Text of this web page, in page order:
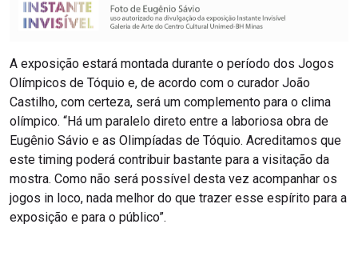
A exposição estará montada durante o período dos Jogos
Olímpicos de Tóquio e, de acordo com o curador João
Castilho, com certeza, será um complemento para o clima
olímpico. “Há um paralelo direto entre a laboriosa obra de
Eugênio Sávio e as Olimpíadas de Tóquio. Acreditamos que
este timing poderá contribuir bastante para a visitação da
mostra. Como não será possível desta vez acompanhar os
jogos in loco, nada melhor do que trazer esse espírito para a
exposição e para o público”.